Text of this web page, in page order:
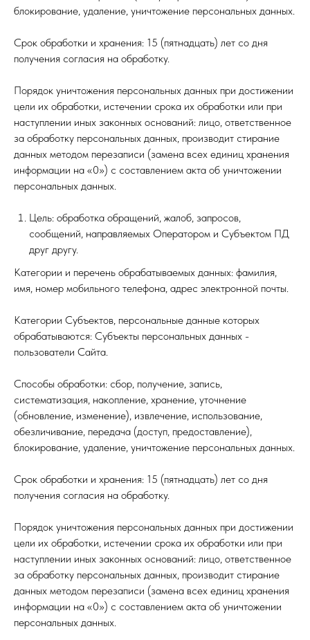
блокирование, удаление, уничтожение персональных данных.
Срок обработки и хранения: 15 (пятнадцать) лет со дня
получения согласия на обработку.
Порядок уничтожения персональных данных при достижении
цели их обработки, истечении срока их обработки или при
наступлении иных законных оснований: лицо, ответственное
за обработку персональных данных, производит стирание
данных методом перезаписи (замена всех единиц хранения
информации на «0») с составлением акта об уничтожении
персональных данных.
Цель: обработка обращений, жалоб, запросов,
сообщений, направляемых Оператором и Субъектом ПД
друг другу.
Категории и перечень обрабатываемых данных: фамилия,
имя, номер мобильного телефона, адрес электронной почты.
Категории Субъектов, персональные данные которых
обрабатываются: Субъекты персональных данных -
пользователи Сайта.
Способы обработки: сбор, получение, запись,
систематизация, накопление, хранение, уточнение
(обновление, изменение), извлечение, использование,
обезличивание, передача (доступ, предоставление),
блокирование, удаление, уничтожение персональных данных.
Срок обработки и хранения: 15 (пятнадцать) лет со дня
получения согласия на обработку.
Порядок уничтожения персональных данных при достижении
цели их обработки, истечении срока их обработки или при
наступлении иных законных оснований: лицо, ответственное
за обработку персональных данных, производит стирание
данных методом перезаписи (замена всех единиц хранения
информации на «0») с составлением акта об уничтожении
персональных данных.